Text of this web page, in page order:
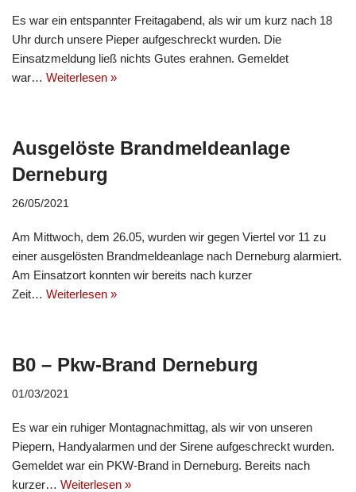
Es war ein entspannter Freitagabend, als wir um kurz nach 18
Uhr durch unsere Pieper aufgeschreckt wurden. Die
Einsatzmeldung ließ nichts Gutes erahnen. Gemeldet
war… Weiterlesen »
Ausgelöste Brandmeldeanlage
Derneburg
26/05/2021
Am Mittwoch, dem 26.05, wurden wir gegen Viertel vor 11 zu
einer ausgelösten Brandmeldeanlage nach Derneburg alarmiert.
Am Einsatzort konnten wir bereits nach kurzer
Zeit… Weiterlesen »
B0 – Pkw-Brand Derneburg
01/03/2021
Es war ein ruhiger Montagnachmittag, als wir von unseren
Piepern, Handyalarmen und der Sirene aufgeschreckt wurden.
Gemeldet war ein PKW-Brand in Derneburg. Bereits nach
kurzer… Weiterlesen »